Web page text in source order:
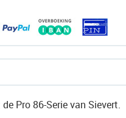
Pro 86-Serie van Sievert.